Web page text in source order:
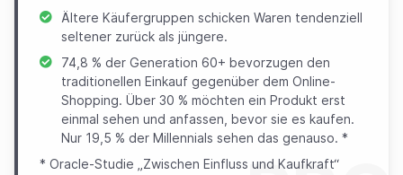
Ältere Käufergruppen schicken Waren tendenziell
seltener zurück als jüngere.
74,8 % der Generation 60+ bevorzugen den
traditionellen Einkauf gegenüber dem Online-
Shopping. Über 30 % möchten ein Produkt erst
einmal sehen und anfassen, bevor sie es kaufen.
Nur 19,5 % der Millennials sehen das genauso. *
* Oracle-Studie „Zwischen Einfluss und Kaufkraft“